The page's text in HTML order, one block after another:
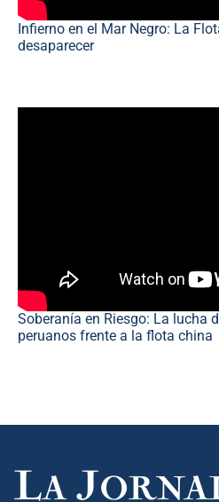
Infierno en el Mar Negro: La
desaparecer
Soberanía en Riesgo: La lucha
peruanos frente a la flota china